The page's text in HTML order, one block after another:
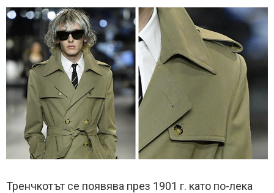
Тренчкотът се появява през 1901 г. като по-лека